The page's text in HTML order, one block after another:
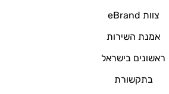
צוות eBrand
אמנת השירות
ראשונים בישראל
בתקשורת